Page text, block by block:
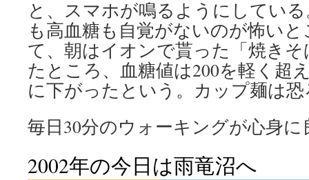
と、スマホが鳴るようにしてい
も高血糖も自覚がないのが怖い
て、朝はイオンで貰った「焼き
たところ、血糖値は200を軽く超
に下がったという。カップ麺は
毎日30分のウォーキングが心身
2002年の今日は雨竜沼へ